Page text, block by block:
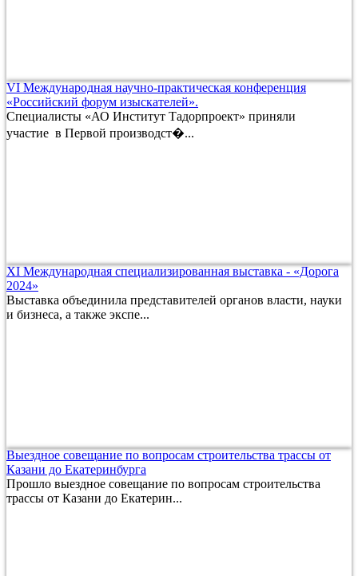
VI Международная научно-практическая конференция
«Российский форум изыскателей».
Специалисты «АО Институт Тадорпроект» приняли
участие в Первой производст�...
XI Международная специализированная выставка - «Дорога
2024»
Выставка объединила представителей органов власти, науки
и бизнеса, а также экспе...
Выездное совещание по вопросам строительства трассы от
Казани до Екатеринбурга
Прошло выездное совещание по вопросам строительства
трассы от Казани до Екатерин...